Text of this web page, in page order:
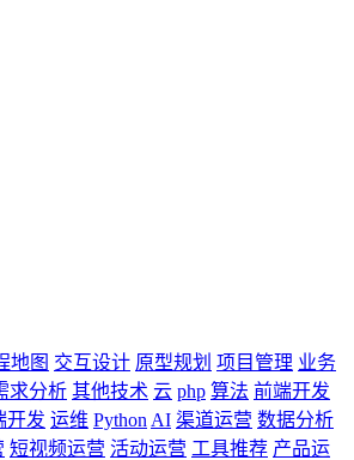
地图 交互设计 原型规划 项目管理 业务
求分析 其他技术 云 php 算法 前端开发
开发 运维 Python AI 渠道运营 数据分析
短视频运营 活动运营 工具推荐 产品运